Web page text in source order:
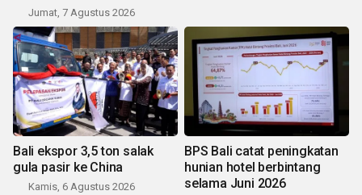
Jumat, 7 Agustus 2026
Bali ekspor 3,5 ton salak
gula pasir ke China
Kamis, 6 Agustus 2026
BPS Bali catat peningkatan
hunian hotel berbintang
selama Juni 2026